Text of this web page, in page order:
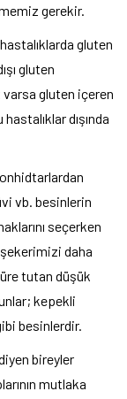
gerekir.
gluten
gluten
varsa gluten içeren
dışında
vb. besinlerin
seçerken
daha
tutan düşük
kepekli
besinlerdir.
bireyler
mutlaka